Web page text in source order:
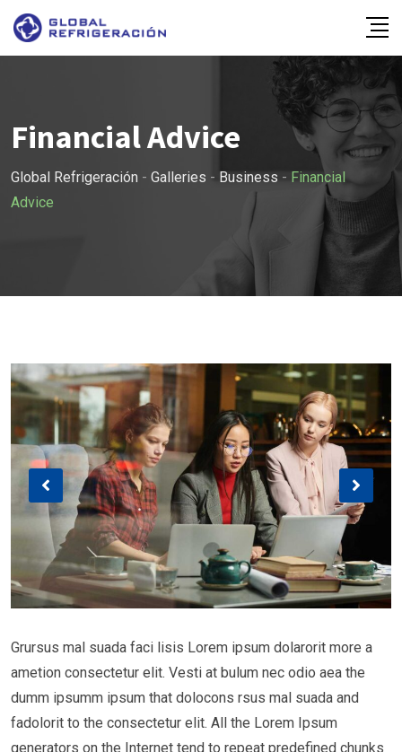
Skip
content
Financial Advice
Global Refrigeración - Galleries - Business - Financial
Advice
Grursus mal suada faci lisis Lorem ipsum dolarorit more a
ametion consectetur elit. Vesti at bulum nec odio aea the
dumm ipsumm ipsum that dolocons rsus mal suada and
fadolorit to the consectetur elit. All the Lorem Ipsum
generators on the Internet tend to repeat predefined chunks